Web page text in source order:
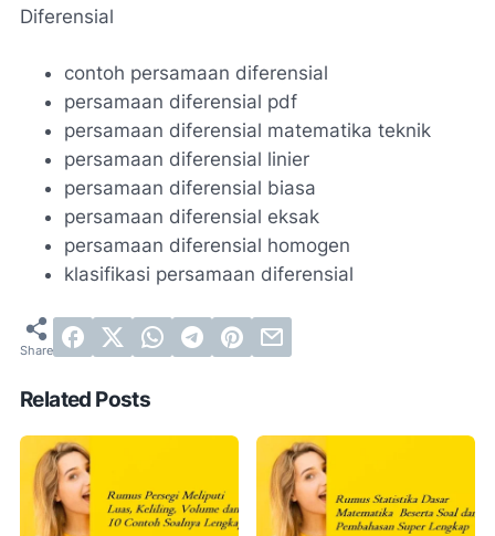
Diferensial
contoh persamaan diferensial
persamaan diferensial pdf
persamaan diferensial matematika teknik
persamaan diferensial linier
persamaan diferensial biasa
persamaan diferensial eksak
persamaan diferensial homogen
klasifikasi persamaan diferensial
Related Posts